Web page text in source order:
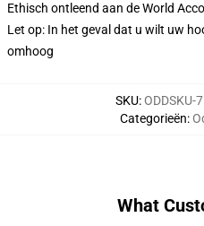
Ethisch ontleend aan de World
Let op: In het geval dat u wilt uw
omhoog
SKU:ODDSKU-
Categorieën:
What